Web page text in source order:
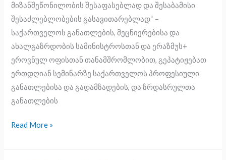
მიზანშეწონილობის შესაფასებლად და შესაბამისი
შესაძლებლობების გასავითარებლად“ –
საქართველოს განათლების, მეცნიერებისა და
ახალგაზრდობის სამინისტროსთან და ერაზმუს+
ეროვნულ ოფისთან თანამშრომლობით, გეპატიჟებათ
ერთდღიან სემინარზე საქართველოს პროფესიული
განათლებისა და გადამზადების, და ზრდასრულთა
განათლების
Read More »